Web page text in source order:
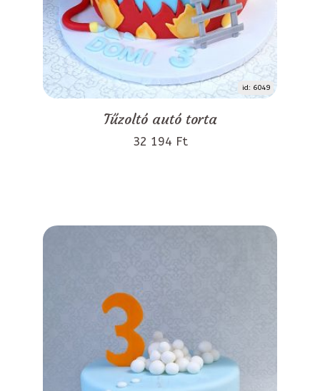
id: 6049
Tűzoltó autó torta
32 194 Ft